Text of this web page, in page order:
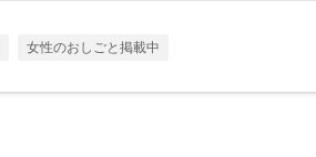
女性のおしごと掲載中